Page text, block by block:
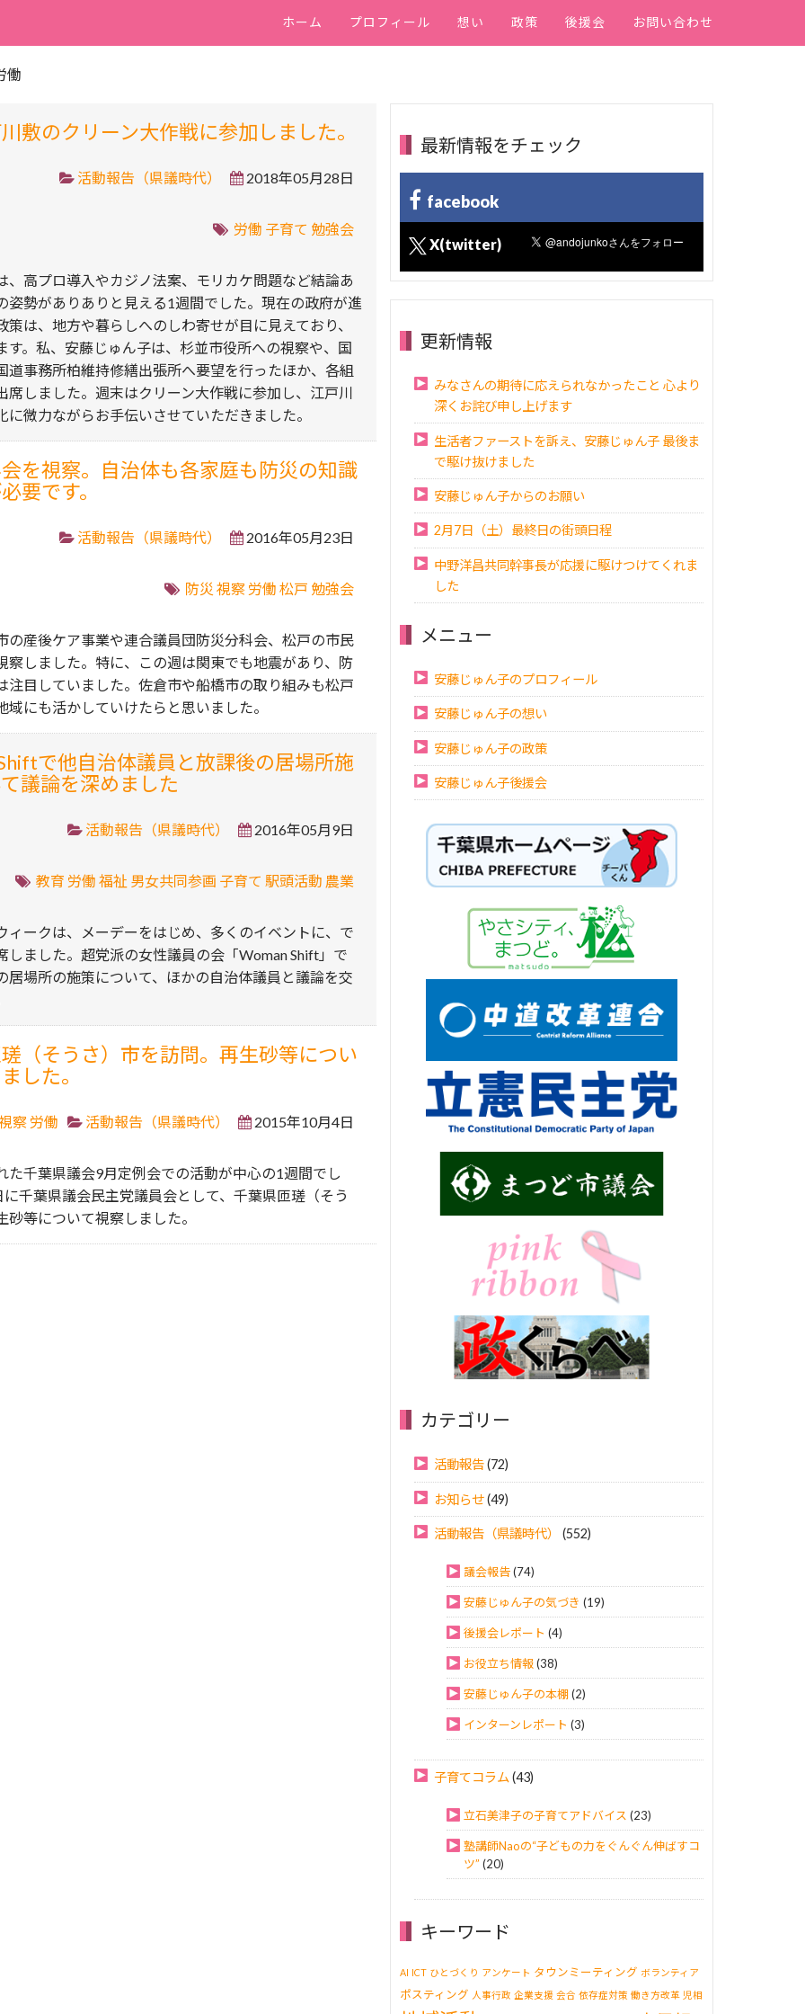
ホーム プロフィール 想い 政策 後援会 お問い合わせ
働
敷のクリーン大作戦に参加しました。
2018年05月28日
活動報告（県議時代）
労働 子育て 勉強会
、高プロ導入やカジノ法案、モリカケ問題など結論あ
姿勢がありありと見える1週間でした。現在の政府が進
策は、地方や暮らしへのしわ寄せが目に見えており、
す。私、安藤じゅん子は、杉並市役所への視察や、国
道事務所柏維持修繕出張所へ要望を行ったほか、各組
席しました。週末はクリーン大作戦に参加し、江戸川
に微力ながらお手伝いさせていただきました。
を視察。自治体も各家庭も防災の知識
要です。
2016年05月23日
活動報告（県議時代）
防災 視察 労働 松戸 勉強会
の産後ケア事業や連合議員団防災分科会、松戸の市民
察しました。特に、この週は関東でも地震があり、防
注目していました。佐倉市や船橋市の取り組みも松戸
域にも活かしていけたらと思いました。
で他自治体議員と放課後の居場所施
議論を深めました
2016年05月9日
活動報告（県議時代）
教育 労働 福祉 男女共同参画 子育て 駅頭活動 農業
ィークは、メーデーをはじめ、多くのイベントに、で
しました。超党派の女性議員の会「Woman Shift」で
居場所の施策について、ほかの自治体議員と議論を交
（そうさ）市を訪問。再生砂等につい
した。
2015年10月4日
活動報告（県議時代）
察 労働
た千葉県議会9月定例会での活動が中心の1週間でし
に千葉県議会民主党議員会として、千葉県匝瑳（そう
砂等について視察しました。
最新情報をチェック
facebook
X(twitter)
更新情報
みなさんの期待に応えられなかったこと 心より
深くお詫び申し上げます
生活者ファーストを訴え、安藤じゅん子 最後ま
で駆け抜けました
安藤じゅん子からのお願い
2月7日（土）最終日の街頭日程
中野洋昌共同幹事長が応援に駆けつけてくれま
した
メニュー
安藤じゅん子のプロフィール
安藤じゅん子の想い
安藤じゅん子の政策
安藤じゅん子後援会
カテゴリー
活動報告(72)
お知らせ(49)
活動報告（県議時代） (552)
議会報告(74)
安藤じゅん子の気づき (19)
後援会レポート (4)
お役立ち情報(38)
安藤じゅん子の本棚(2)
インターンレポート (3)
子育てコラム (43)
立石美津子の子育てアドバイス (23)
塾講師Naoの“子どもの力をぐんぐん伸ばすコ
ツ” (20)
キーワード
AI ICT ひとづくり アンケート タウンミーティング ボランティア
ポスティング 人事行政 企業支援 会合 依存症対策 働き方改革 児相